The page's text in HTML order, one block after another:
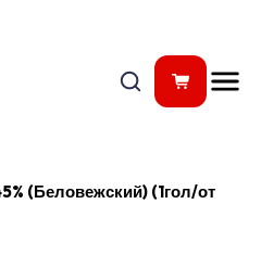
(Беловежский) (1гол/от